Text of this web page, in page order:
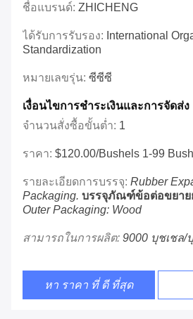
ชื่อแบรนด์: ZHICHENG
ได้รับการรับรอง: International
Standardization
หมายเลขรุ่น: ซีซีซี
เงื่อนไขการชําระเงินและการจัดส่ง
จำนวนสั่งซื้อขั้นต่ำ: 1
ราคา: $120.00/bushels 1-99
รายละเอียดการบรรจุ: Rubber
Packaging. บรรจุภัณฑ์ข้อต่อขยาย
Outer Packaging: Wood
สามารถในการผลิต: 9000 บุชเชล/
หา ราคา ที่ ดี ที่สุด